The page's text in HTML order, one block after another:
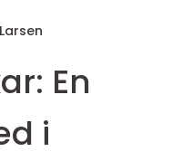
En
i